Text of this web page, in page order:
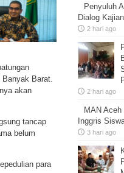
Barat.
akan
tancap
belum
para
Penyuluh
Dialog
2 hari ago
2 hari ago
MAN
Inggris
3 hari ago